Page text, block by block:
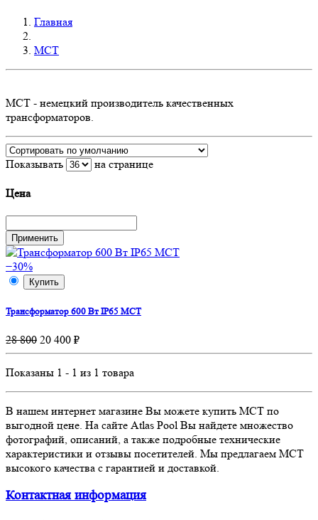
Главная
MCT
MCT - немецкий производитель качественных
трансформаторов.
Показывать на странице
Цена
−30%
Купить
Трансформатор 600 Вт IP65 MCT
28 800 20 400 ₽
Показаны 1 - 1 из 1 товара
В нашем интернет магазине Вы можете купить MCT по
выгодной цене. На сайте Atlas Pool Вы найдете множество
фотографий, описаний, а также подробные технические
характеристики и отзывы посетителей. Мы предлагаем MCT
высокого качества с гарантией и доставкой.
Контактная информация